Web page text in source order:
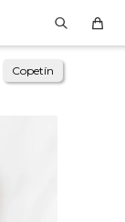
Copetín